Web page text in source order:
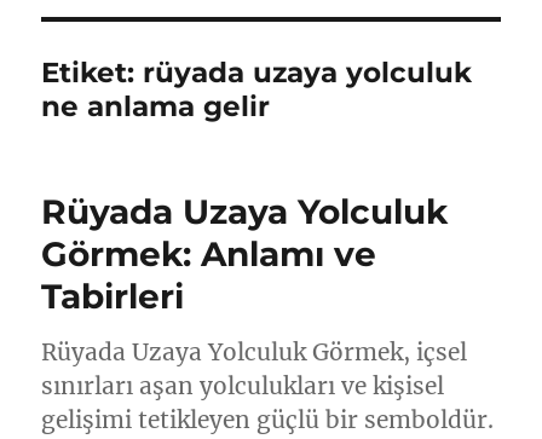
Etiket: rüyada uzaya yolculuk
ne anlama gelir
Rüyada Uzaya Yolculuk
Görmek: Anlamı ve
Tabirleri
Rüyada Uzaya Yolculuk Görmek, içsel
sınırları aşan yolculukları ve kişisel
gelişimi tetikleyen güçlü bir semboldür.